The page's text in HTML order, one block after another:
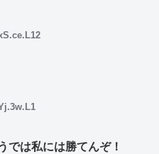
では私には勝てんぞ！